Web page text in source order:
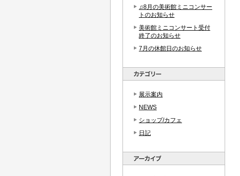
♫8月の美術館ミニコンサー
トのお知らせ
美術館ミニコンサート受付
終了のお知らせ
7月の休館日のお知らせ
展示案内
NEWS
ショップ/カフェ
日記